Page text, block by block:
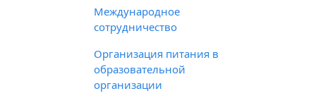
Международное
сотрудничество
Организация питания в
образовательной
организации